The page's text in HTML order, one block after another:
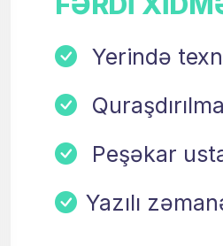
Yerində
Peşəkar
Yazılı